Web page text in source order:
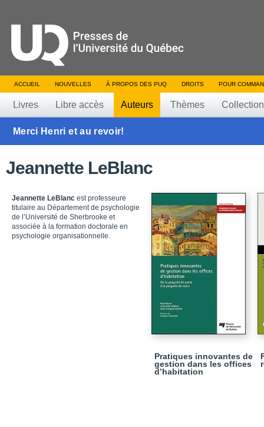
ACCUEIL NOUVELLES À PROPOS DES PUQ DROITS POUR
Livres Libre accès Auteurs Thèmes
Merci Henri et au revoir!
Jeannette LeBlanc
Jeannette LeBlanc est professeure
titulaire au Département de psychologie
de l’Université de Sherbrooke et
associée à la formation doctorale en
psychologie organisationnelle.
Pratiques innovantes de
gestion dans les offices
d’habitation